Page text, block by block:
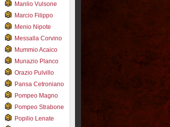
Manlio Vulsone
Marcio Filippo
Menio Nipote
Messalla Corvino
Mummio Acaico
Munazio Planco
Orazio Pulvillo
Pansa Cetroniano
Pompeo Magno
Pompeo Strabone
Popilio Lenate